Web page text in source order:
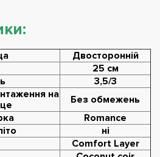
Двосторонній
25 см
3,5/3
на
Без обмежень
Romance
ні
Comfort Layer